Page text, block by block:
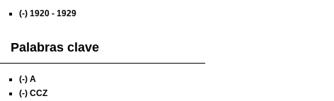
(-) 1920 - 1929
Palabras clave
(-) A
(-) CCZ